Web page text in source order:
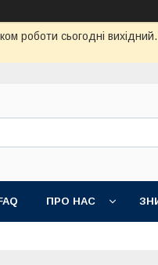
роботи сьогодні
ПРО НАС